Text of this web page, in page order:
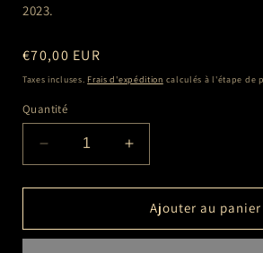
2023.
Prix
habituel
€70,00 EUR
Taxes incluses. Frais d'expédition calculés à l'étape de
Quantité
Réduire
la
quantité
Thomas
Augmenter
la
quantité
Thomas
Ajouter au panier